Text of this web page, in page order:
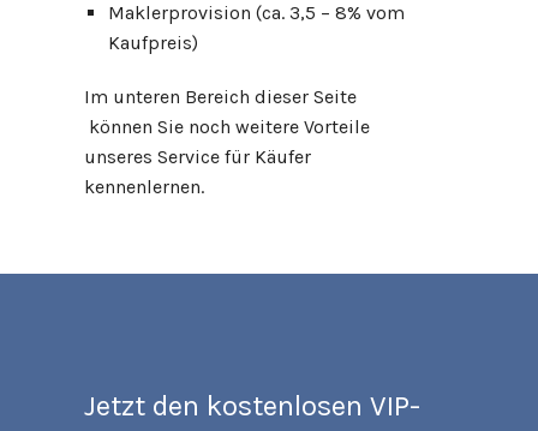
Maklerprovision (ca. 3,5 – 8% vom
Kaufpreis)
Im unteren Bereich dieser Seite
können Sie noch weitere Vorteile
unseres Service für Käufer
kennenlernen.
Jetzt den kostenlosen VIP-